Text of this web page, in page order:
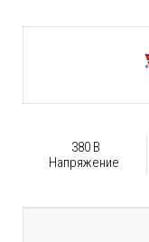
380 В
Напряжение